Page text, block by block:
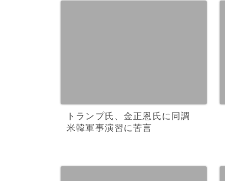
トランプ氏、金正恩氏に同調
米韓軍事演習に苦言